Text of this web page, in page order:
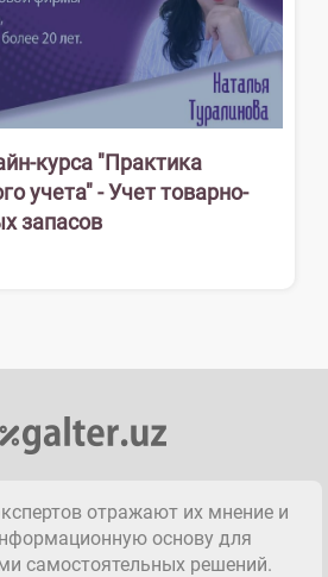
курса "Практика
учета" - Учет товарно-
запасов
отражают их мнение и
основу для
самостоятельных решений.